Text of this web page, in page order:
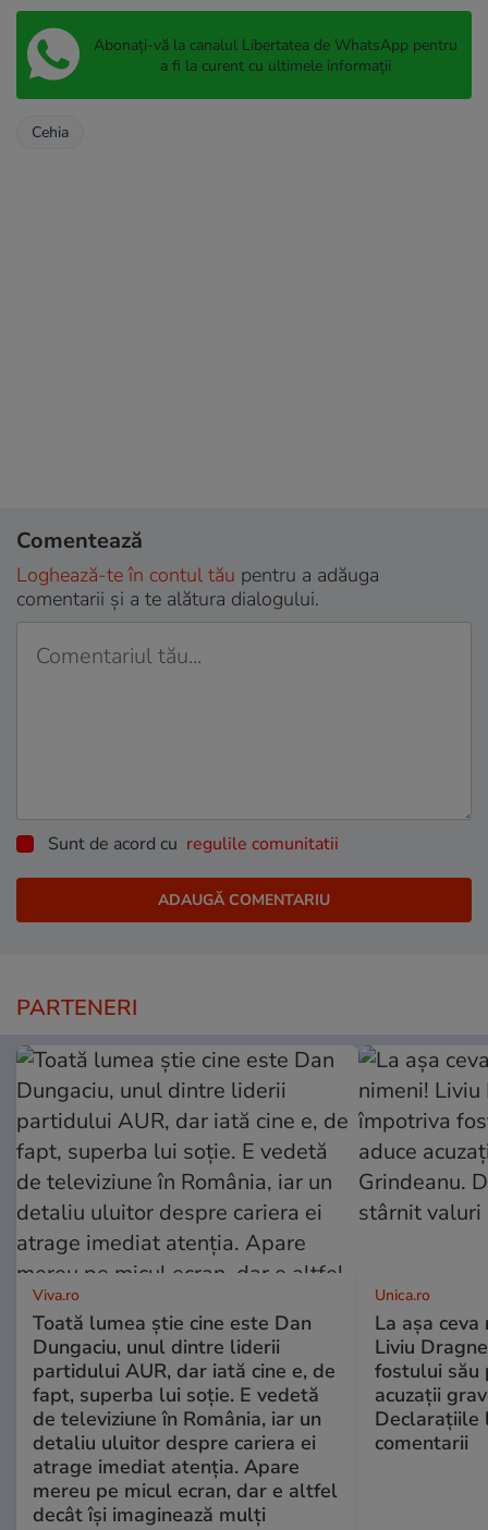
Abonați-vă la canalul Libertatea de WhatsApp pentru
a fi la curent cu ultimele informații
Cehia
Comentează
Loghează-te în contul tău pentru a adăuga
comentarii și a te alătura dialogului.
Sunt de acord cu regulile comunitatii
PARTENERI
Viva.ro
Toată lumea știe cine este Dan
Dungaciu, unul dintre liderii
partidului AUR, dar iată cine e, de
fapt, superba lui soție. E vedetă
de televiziune în România, iar un
detaliu uluitor despre cariera ei
atrage imediat atenția. Apare
mereu pe micul ecran, dar e altfel
decât își imaginează mulți
Unica.ro
La așa
Liviu
fostului său
acuzații
Declarațiile
comentarii